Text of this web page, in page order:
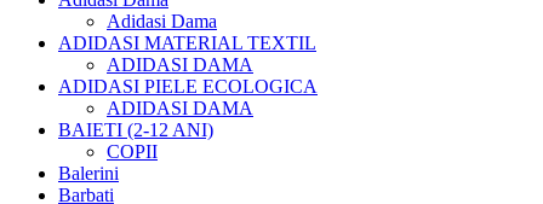
Adidasi Dama
ADIDASI MATERIAL TEXTIL
ADIDASI DAMA
ADIDASI PIELE ECOLOGICA
ADIDASI DAMA
BAIETI (2-12 ANI)
COPII
Balerini
Barbati